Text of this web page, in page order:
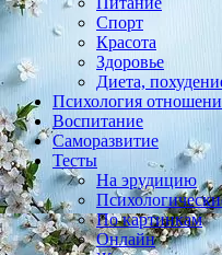
Спорт
Красота
Здоровье
Диета,
Психология
Воспитание
Саморазвитие
Тесты
На эрудицию
По картинкам
Онлайн